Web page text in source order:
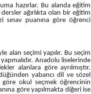
hazırlar. Bu alanda eğitim
ağırlıkta olan bir eğitim
sınav puanına göre öğrenci
alan seçimi yapılır. Bu seçim
Anadolu liselerinde
alanlara göre ayrılmıştır.
yabancı dil ve sözel
göre okul seçmek öğrencinin
göre yapılmakta diğeri ise